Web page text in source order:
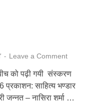
- Leave a Comment
को पढ़ी गयी संस्करण
प्रकाशन: साहित्य भण्डार
– नासिरा शर्मा …